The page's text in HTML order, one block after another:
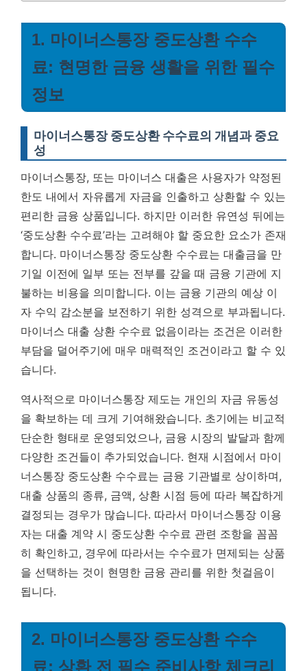
1. 마이너스통장 중도상환 수수
료: 현명한 금융 생활을 위한 필수
정보
마이너스통장 중도상환 수수료의 개념과 중요
성
마이너스통장, 또는 마이너스 대출은 사용자가 약정된
한도 내에서 자유롭게 자금을 인출하고 상환할 수 있는
편리한 금융 상품입니다. 하지만 이러한 유연성 뒤에는
‘중도상환 수수료’라는 고려해야 할 중요한 요소가 존재
합니다. 마이너스통장 중도상환 수수료는 대출금을 만
기일 이전에 일부 또는 전부를 갚을 때 금융 기관에 지
불하는 비용을 의미합니다. 이는 금융 기관의 예상 이
자 수익 감소분을 보전하기 위한 성격으로 부과됩니다.
마이너스 대출 상환 수수료 없음이라는 조건은 이러한
부담을 덜어주기에 매우 매력적인 조건이라고 할 수 있
습니다.
역사적으로 마이너스통장 제도는 개인의 자금 유동성
을 확보하는 데 크게 기여해왔습니다. 초기에는 비교적
단순한 형태로 운영되었으나, 금융 시장의 발달과 함께
다양한 조건들이 추가되었습니다. 현재 시점에서 마이
너스통장 중도상환 수수료는 금융 기관별로 상이하며,
대출 상품의 종류, 금액, 상환 시점 등에 따라 복잡하게
결정되는 경우가 많습니다. 따라서 마이너스통장 이용
자는 대출 계약 시 중도상환 수수료 관련 조항을 꼼꼼
히 확인하고, 경우에 따라서는 수수료가 면제되는 상품
을 선택하는 것이 현명한 금융 관리를 위한 첫걸음이
됩니다.
2. 마이너스통장 중도상환 수수
료: 상환 전 필수 준비사항 체크리